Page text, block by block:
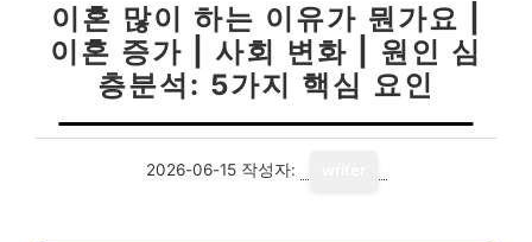
이혼 많이 하는 이유가 뭔가요 |
이혼 증가 | 사회 변화 | 원인 심
층분석: 5가지 핵심 요인
2026-06-15 작성자: